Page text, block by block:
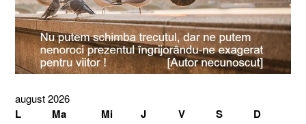
august 2026
L Ma Mi J V S D